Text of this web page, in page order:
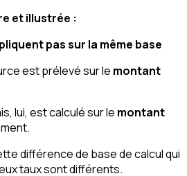
et illustrée :
pas sur la même base
est prélevé sur le montant
lui, est calculé sur le montant
différence de base de calcul qui
taux sont différents.